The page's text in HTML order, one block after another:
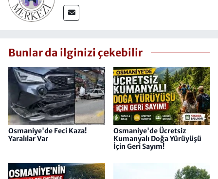
Bunlar da ilginizi çekebilir
Osmaniye'de Feci Kaza!
Yaralılar Var
Osmaniye'de Ücretsiz
Kumanyalı Doğa Yürüyüşü
İçin Geri Sayım!